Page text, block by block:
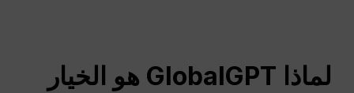
لماذا GlobalGPT هو الخيار